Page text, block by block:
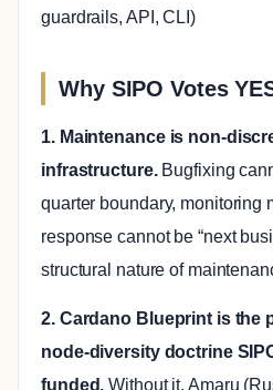
guardrails, API, CLI)
Why SIPO Votes
1. Maintenance is non-
infrastructure.Bugfixing
quarter boundary, monitoring
response cannot be “next
structural nature of
2. Cardano Blueprint is the
node-diversity doctrine
funded. Without it, Amaru